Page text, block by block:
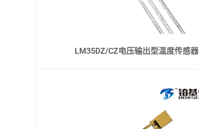
LM35DZ/CZ电压输出型温度传感器